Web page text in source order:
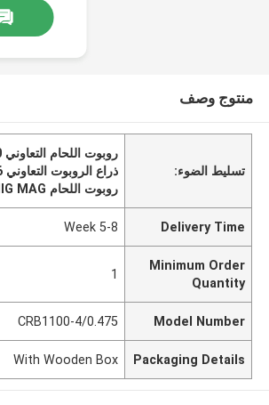
منتوج وصف
تسليط الضوء:
روبوت اللحام التعاوني ABB CRB 1100
ذراع الروبوت التعاوني 6 محور
روبوت اللحام MIG MAG
Delivery Time
5-8 Week
Minimum Order
Quantity
1
Model Number
CRB1100-4/0.475
Packaging Details
With Wooden Box